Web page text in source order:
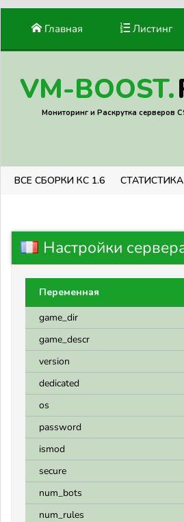
Главная Листинг
VM-BOOST.
Мониторинг и Раскрутка серверов
ВСЕ СБОРКИ КС 1.6
Настройки
Переменная
game_dir
game_descr
version
dedicated
os
password
ismod
secure
num_bots
num_rules